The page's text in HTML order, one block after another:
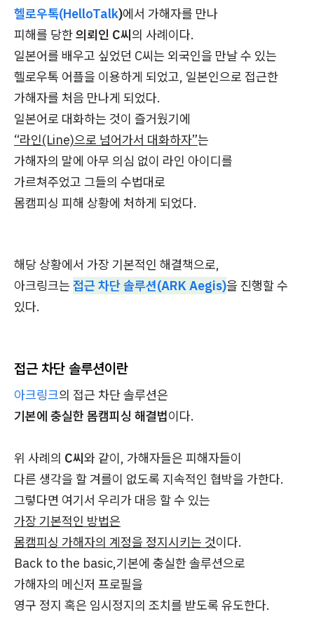
헬로우톡(HelloTalk)에서 가해자를 만나
피해를 당한의뢰인 C씨의 사례이다.
일본어를 배우고 싶었던 C씨는 외국인을 만날 수 있는
헬로우톡 어플을 이용하게 되었고, 일본인으로 접근한
가해자를 처음 만나게 되었다.
일본어로 대화하는 것이 즐거웠기에
“라인(Line)으로 넘어가서 대화하자”는
가해자의 말에 아무 의심 없이 라인 아이디를
가르쳐주었고 그들의 수법대로
몸캠피싱 피해 상황에 처하게 되었다.
해당 상황에서 가장 기본적인 해결책으로,
아크링크는 접근 차단 솔루션(ARK Aegis)을 진행할 수
있다.
접근 차단 솔루션이란
아크링크의 접근 차단 솔루션은
기본에 충실한 몸캠피싱 해결법이다.
위 사례의 C씨와 같이, 가해자들은 피해자들이
다른 생각을 할 겨를이 없도록 지속적인 협박을 가한다.
그렇다면 여기서 우리가 대응 할 수 있는
가장 기본적인 방법은
몸캠피싱 가해자의 계정을 정지시키는 것이다.
Back to the basic,기본에 충실한 솔루션으로
가해자의 메신저 프로필을
영구 정지 혹은 임시정지의 조치를 받도록 유도한다.